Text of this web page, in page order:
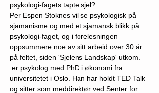
psykologi-fagets tapte sjel?
Per Espen Stoknes vil se psykologisk på
sjamanisme og med et sjamansk blikk på
psykologi-faget, og i forelesningen
oppsummere noe av sitt arbeid over 30 år
på feltet, siden 'Sjelens Landskap' utkom.
universitetet i Oslo. Han har holdt TED Talk
og sitter som meddirektør ved Senter for